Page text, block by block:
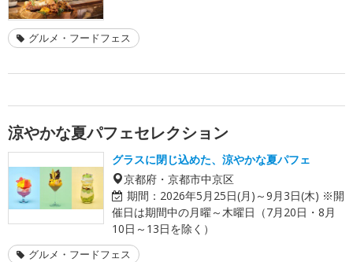
グルメ・フードフェス
涼やかな夏パフェセレクション
グラスに閉じ込めた、涼やかな夏パフェ
京都府・京都市中京区
期間： 2026年5月25日(月)～9月3日(木) ※開
催日は期間中の月曜～木曜日（7月20日・8月
10日～13日を除く）
グルメ・フードフェス